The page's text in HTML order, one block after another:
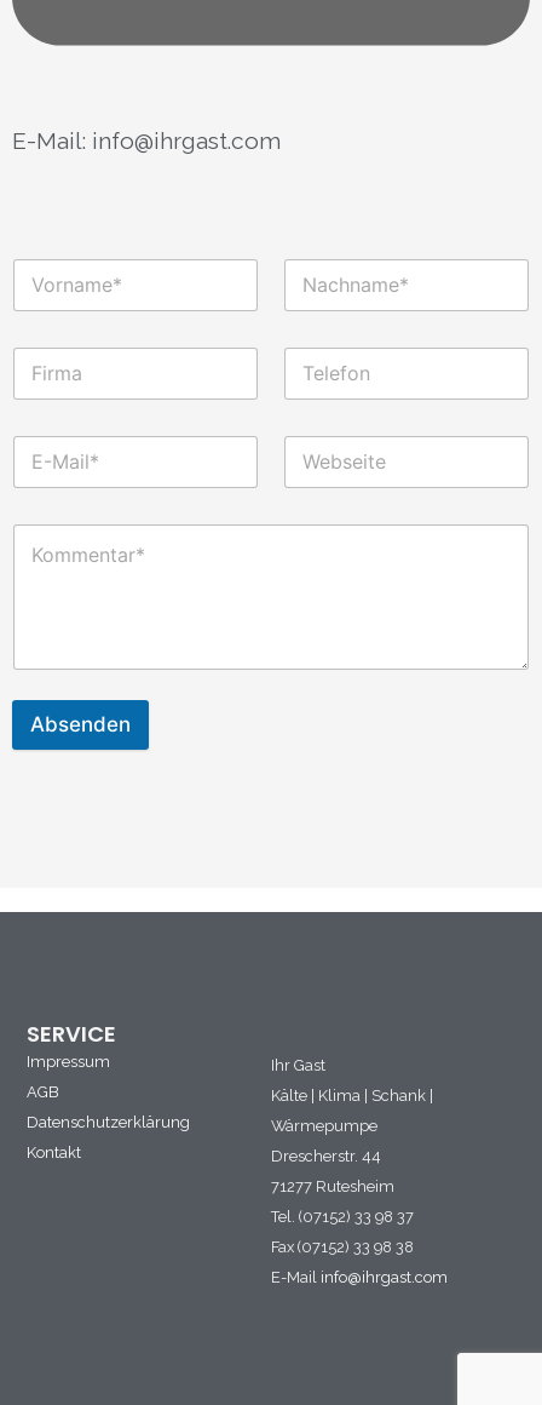
E-Mail: info@ihrgast.com
Absenden
Ihr Gast
Kälte | Klima | Schank |
Wärmepumpe
Drescherstr. 44
71277 Rutesheim
Tel. (07152) 33 98 37
Fax (07152) 33 98 38
E-Mail info@ihrgast.com
SERVICE
Impressum
AGB
Datenschutzerklärung
Kontakt